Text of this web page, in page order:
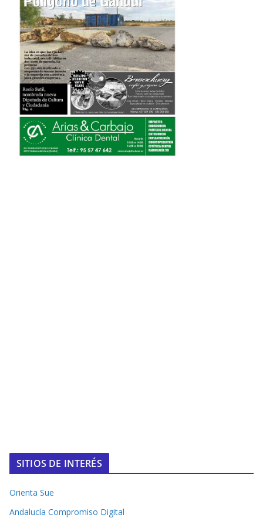
SITIOS DE INTERÉS
Orienta Sue
Andalucía Compromiso Digital